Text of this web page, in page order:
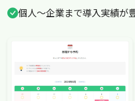
個人〜企業まで導入実績が